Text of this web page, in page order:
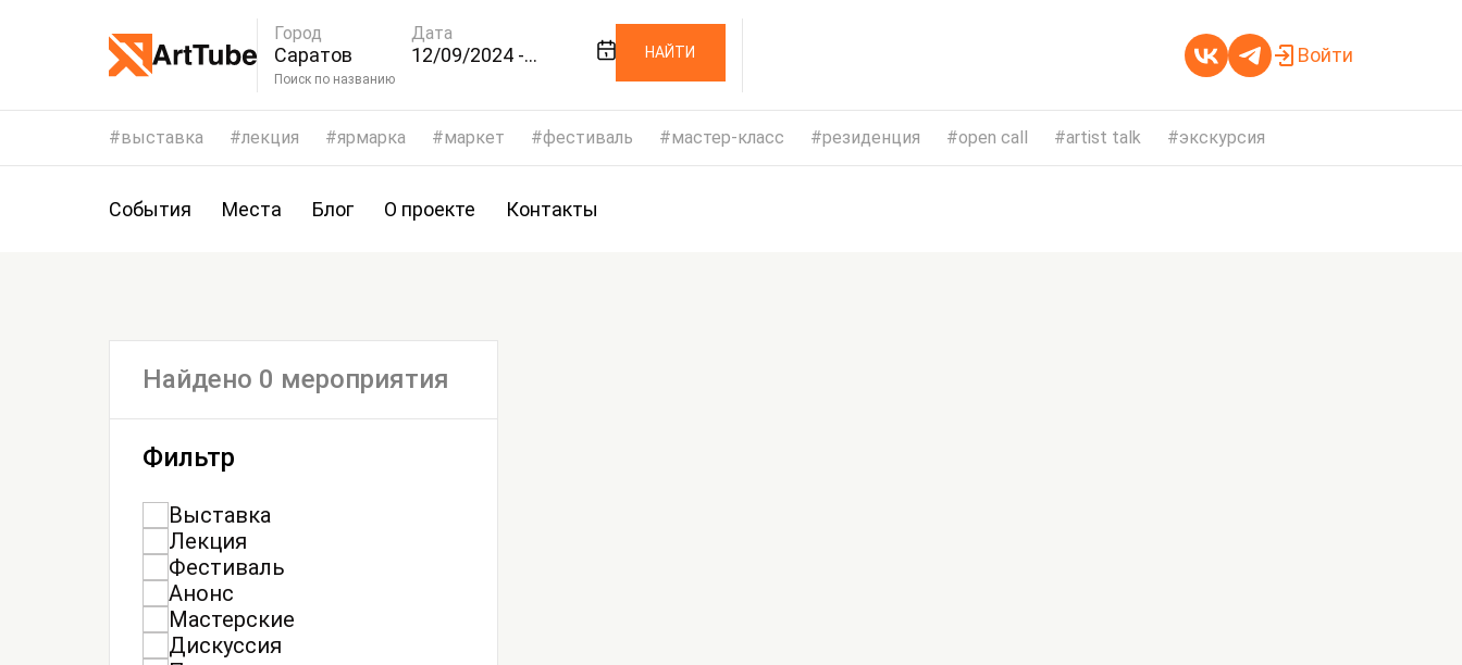
Город
Саратов
Дата
12/09/2024 -
Поиск по названию
НАЙТИ Войти
выставка лекция ярмарка маркет фестиваль мастер-класс резиденция open call artist talk экскурсия
События Места Блог О проекте Контакты
Найдено 0 мероприятия
Фильтр
Выставка
Лекция
Фестиваль
Анонс
Мастерские
Дискуссия